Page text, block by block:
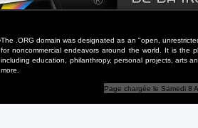
The .ORG domain was designated as an "open,
for noncommercial endeavors around the world. It is the
including education, philanthropy, personal projects, arts
more.
Page chargée le Samedi 8